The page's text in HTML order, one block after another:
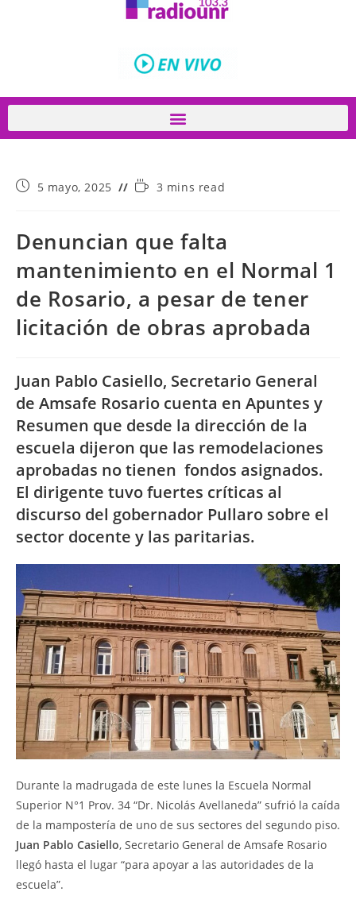
5 mayo, 2025 3 mins read
Denuncian que falta
mantenimiento en el Normal 1
de Rosario, a pesar de tener
licitación de obras aprobada
Juan Pablo Casiello, Secretario General
de Amsafe Rosario cuenta en Apuntes y
Resumen que desde la dirección de la
escuela dijeron que las remodelaciones
aprobadas no tienen fondos asignados.
El dirigente tuvo fuertes críticas al
discurso del gobernador Pullaro sobre el
sector docente y las paritarias.
Durante la madrugada de este lunes la Escuela Normal
Superior N°1 Prov. 34 “Dr. Nicolás Avellaneda” sufrió la caída
de la mampostería de uno de sus sectores del segundo piso.
Juan Pablo Casiello, Secretario General de Amsafe Rosario
llegó hasta el lugar “para apoyar a las autoridades de la
escuela”.